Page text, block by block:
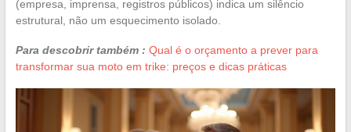
(empresa, imprensa, registros públicos) indica um silêncio
estrutural, não um esquecimento isolado.
Para descobrir também : Qual é o orçamento a prever para
transformar sua moto em trike: preços e dicas práticas